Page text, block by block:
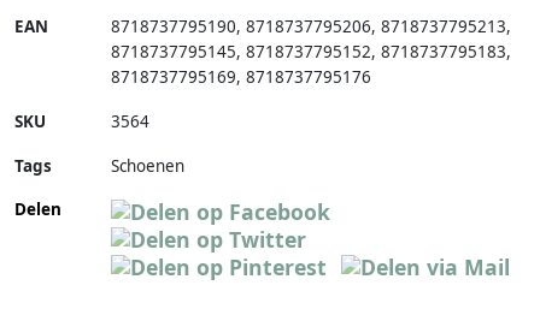
EAN 8718737795190, 8718737795206, 8718737795213,
8718737795145, 8718737795152, 8718737795183,
8718737795169, 8718737795176
SKU 3564
Tags
Schoenen
Delen